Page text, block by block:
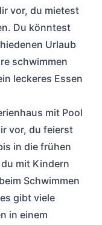
vor, du mietest
Du könntest
Urlaub
schwimmen
leckeres Essen
mit Pool
vor, du feierst
in die frühen
mit Kindern
Schwimmen
gibt viele
in einem